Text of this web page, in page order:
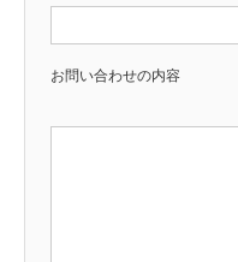
お問い合わせの内容